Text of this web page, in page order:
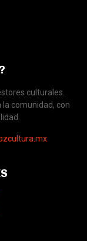
culturales.
comunidad, con